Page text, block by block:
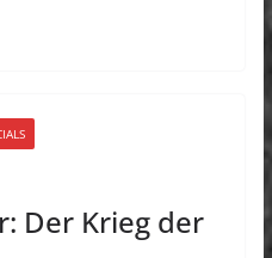
Der Krieg der